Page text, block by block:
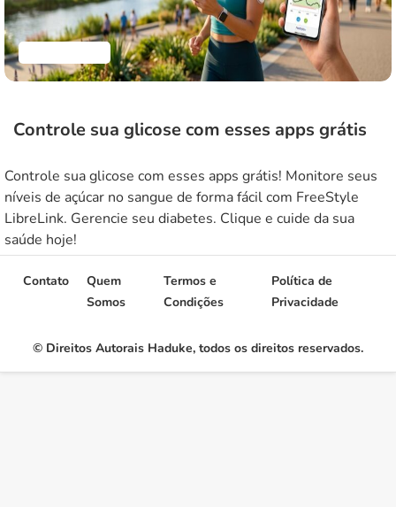
Controle sua glicose com esses apps grátis
Controle sua glicose com esses apps grátis! Monitore seus
níveis de açúcar no sangue de forma fácil com FreeStyle
LibreLink. Gerencie seu diabetes. Clique e cuide da sua
saúde hoje!
© Direitos Autorais Haduke, todos os direitos reservados.
Contato
Quem
Somos
Termos e
Condições
Política de
Privacidade